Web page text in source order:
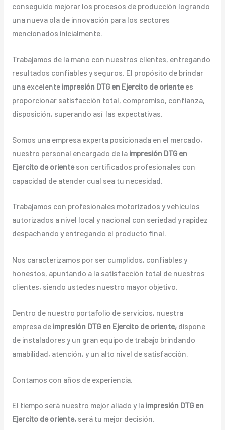
conseguido mejorar los procesos de producción logrando
una nueva ola de innovación para los sectores
mencionados inicialmente.
Trabajamos de la mano con nuestros clientes, entregando
resultados confiables y seguros. El propósito de brindar
una excelente impresión DTG en Ejercito de orientees
proporcionar satisfacción total, compromiso, confianza,
disposición, superando así las expectativas.
Somos una empresa experta posicionada en el mercado,
nuestro personal encargado de la impresión DTG en
Ejercito de orienteson certificados profesionales con
capacidad de atender cual sea tu necesidad.
Trabajamos con profesionales motorizados y vehículos
autorizados a nivel local y nacional con seriedad y rapidez
despachando y entregando el producto final.
Nos caracterizamos por ser cumplidos, confiables y
honestos, apuntando a la satisfacción total de nuestros
clientes, siendo ustedes nuestro mayor objetivo.
Dentro de nuestro portafolio de servicios, nuestra
empresa de impresión DTG en Ejercito de oriente,dispone
de instaladores y un gran equipo de trabajo brindando
amabilidad, atención, y un alto nivel de satisfacción.
Contamos con años de experiencia.
El tiempo será nuestro mejor aliado y la impresión DTG en
Ejercito de oriente, será tu mejor decisión.